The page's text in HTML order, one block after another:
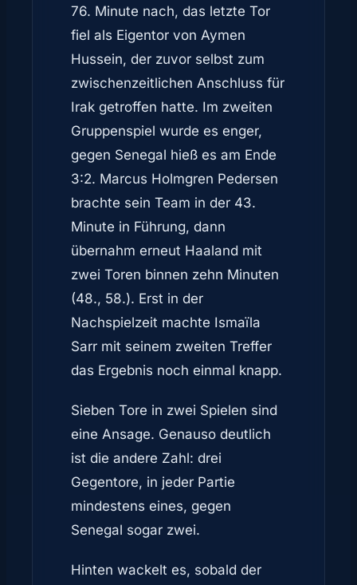
76. Minute nach, das letzte Tor
fiel als Eigentor von Aymen
Hussein, der zuvor selbst zum
zwischenzeitlichen Anschluss für
Irak getroffen hatte. Im zweiten
Gruppenspiel wurde es enger,
gegen Senegal hieß es am Ende
3:2. Marcus Holmgren Pedersen
brachte sein Team in der 43.
Minute in Führung, dann
übernahm erneut Haaland mit
zwei Toren binnen zehn Minuten
(48., 58.). Erst in der
Nachspielzeit machte Ismaïla
Sarr mit seinem zweiten Treffer
das Ergebnis noch einmal knapp.
Sieben Tore in zwei Spielen sind
eine Ansage. Genauso deutlich
ist die andere Zahl: drei
Gegentore, in jeder Partie
mindestens eines, gegen
Senegal sogar zwei.
Hinten wackelt es, sobald der